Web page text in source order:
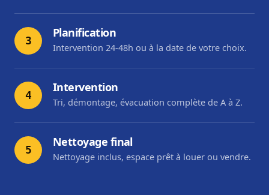
3
Planification
Intervention 24-48h ou à la date de votre choix.
4
Intervention
Tri, démontage, évacuation complète de A à Z.
5
Nettoyage final
Nettoyage inclus, espace prêt à louer ou vendre.